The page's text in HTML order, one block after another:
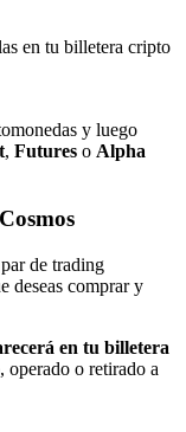
en efectivo
en tu billetera cripto
y luego
, Futures o Alpha
de trading
deseas comprar y
en tu billetera
operado o retirado a